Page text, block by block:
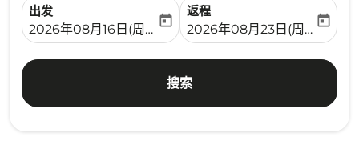
出发
fc-booking-departure-date-aria-label
2026年08月16日(周日)
today
返程
fc-booking-return-date-
2026年08月23日(周日)
today
搜索